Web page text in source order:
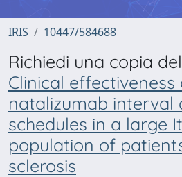
IRIS 10447/584688
Richiedi una copia
Clinical
natalizumab interval
schedules in a large
population of
sclerosis